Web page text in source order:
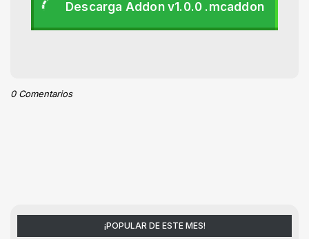
Descarga Addon v1.0.0 .mcaddon
0 Comentarios
¡POPULAR DE ESTE MES!